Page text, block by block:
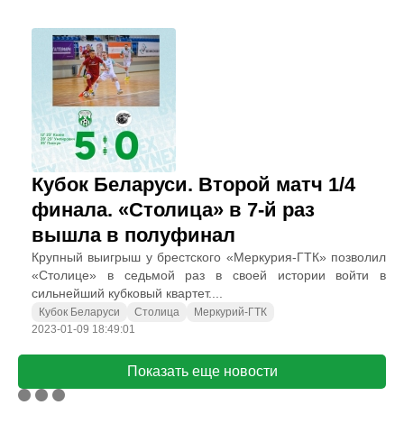
Кубок Беларуси. Второй матч 1/4
финала. «Столица» в 7-й раз
вышла в полуфинал
Крупный выигрыш у брестского «Меркурия-ГТК» позволил
«Столице» в седьмой раз в своей истории войти в
сильнейший кубковый квартет....
Кубок Беларуси Столица
Меркурий-ГТК
2023-01-09 18:49:01
Показать еще новости